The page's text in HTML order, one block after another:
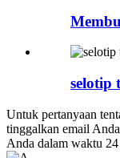
selotip
Untuk pertanyaan
tinggalkan email
Anda dalam waktu